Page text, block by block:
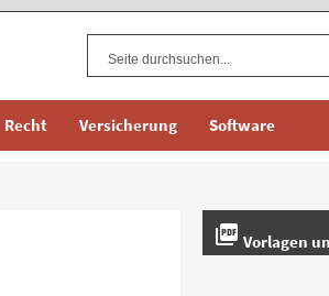
Recht Versicherung Software
picture_as_pdf Vorlagen